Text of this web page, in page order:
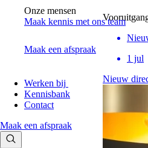
Onze mensen
Maak kennis met ons team
Maak een afspraak
Werken bij
Kennisbank
Contact
Maak een afspraak
1 jul
Nieuw